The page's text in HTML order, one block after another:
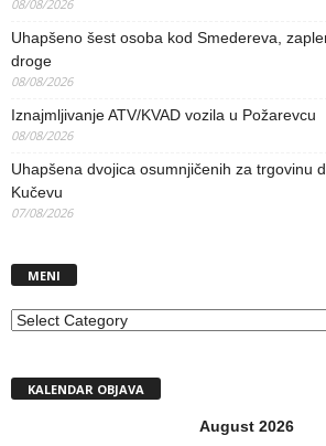
08/08/2026
Uhapšeno šest osoba kod Smedereva,
droge
08/08/2026
Iznajmljivanje ATV/KVAD vozila u Požarevcu
08/08/2026
Uhapšena dvojica osumnjičenih za trgovinu
Kučevu
07/08/2026
MENI
MENI
KALENDAR OBJAVA
August 2026